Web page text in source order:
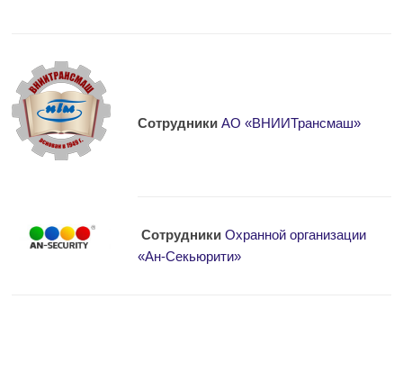
СотрудникиАО «ВНИИТрансмаш»
СотрудникиОхранной организации
«Ан-Секьюрити»